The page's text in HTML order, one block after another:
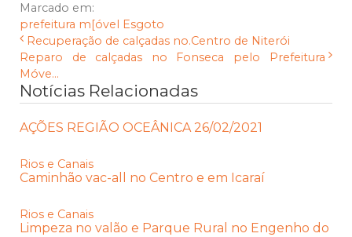
Marcado em:
prefeitura m[óvel
Esgoto
Recuperação de calçadas no.Centro de Niterói
Reparo de calçadas no Fonseca pelo Prefeitura
Móve...
Notícias Relacionadas
AÇÕES REGIÃO OCEÂNICA 26/02/2021
Rios e Canais
Caminhão vac-all no Centro e em Icaraí
Rios e Canais
Limpeza no valão e Parque Rural no Engenho do